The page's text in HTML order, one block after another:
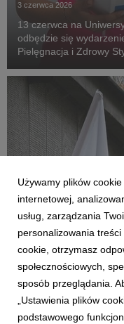
3 czerwca 2026
13 czerwca na
odbędzie się
Pielęgnacja i Zdrowy
branży beauty.
BYDGOSZCZ
dr hab. Robert
rocznicę Dnia
26 maja 2026
Używamy plików
internetowej,
usług, zarządzania
personalizowania
cookie, otrzymasz
społecznościowych,
sposób przeglądania.
„Ustawienia plików
podstawowego